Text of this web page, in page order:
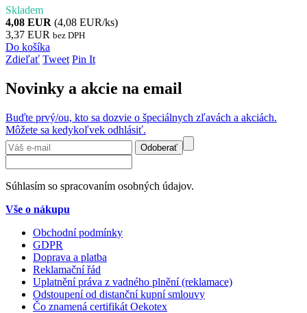
Skladem
4,08 EUR (4,08 EUR/ks)
3,37 EUR bez DPH
Do košíka
Zdieľať Tweet Pin It
Novinky a akcie na email
Buďte prvý/ou, kto sa dozvie o špeciálnych zľavách a akciách.
Môžete sa kedykoľvek odhlásiť.
Odoberať
Súhlasím so spracovaním osobných údajov.
Vše o nákupu
Obchodní podmínky
GDPR
Doprava a platba
Reklamační řád
Uplatnění práva z vadného plnění (reklamace)
Odstoupení od distanční kupní smlouvy
Čo znamená certifikát Oekotex